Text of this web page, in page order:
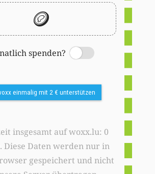
🪙
spenden?
Switch
einmalig mit 2 € unterstützen
insgesamt auf woxx.lu: 0
Diese Daten werden nur in
gespeichert und nicht